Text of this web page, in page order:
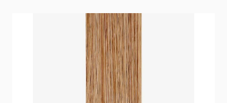
Die hairtalk Plus Tapes vereinen alle Vorteile der
Standard Tapes - mit einem noch unsichtbareren